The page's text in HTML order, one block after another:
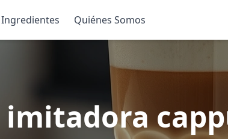
Ingredientes Quiénes Somos
imitadora